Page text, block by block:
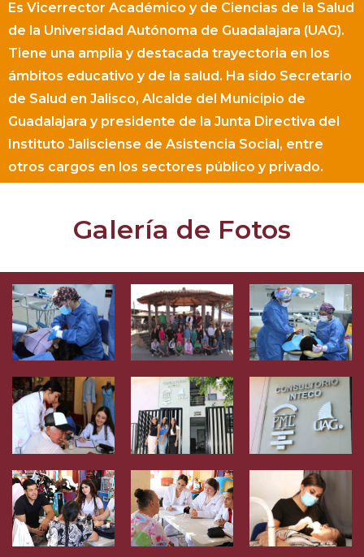
Es Vicerrector Académico y de Ciencias de la Salud
de la Universidad Autónoma de Guadalajara (UAG).
Tiene una amplia y destacada trayectoria en los
ámbitos educativo y de la salud. Ha sido Secretario
de Salud en Jalisco, Alcalde del Municipio de
Guadalajara y presidente de la Junta Directiva del
Instituto Jalisciense de Asistencia Social, entre
otros cargos en los sectores público y privado.
Galería de Fotos